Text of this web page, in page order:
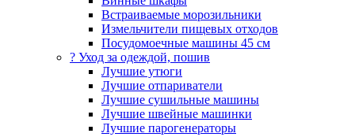
Встраиваемые морозильники
Измельчители пищевых отходов
Посудомоечные машины 45 см
? Уход за одеждой, пошив
Лучшие утюги
Лучшие отпариватели
Лучшие сушильные машины
Лучшие швейные машинки
Лучшие парогенераторы